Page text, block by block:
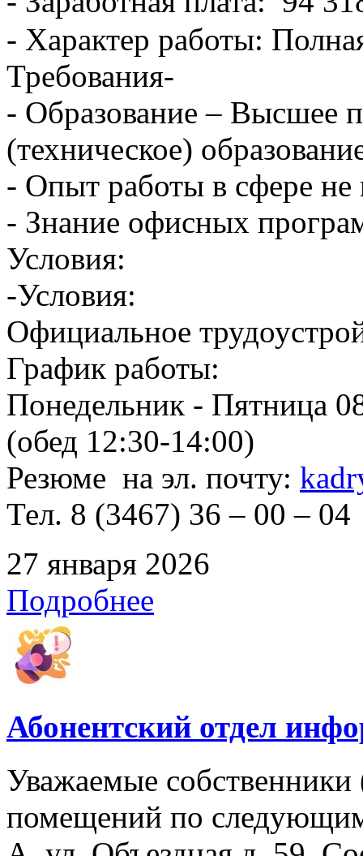
- Характер работы:
Требования-
- Образование – Высшее
(техническое)
- Опыт работы в сфере не
- Знание офисных
Условия:
-Условия:
Официальное
График работы:
Понедельник - Пятница
(обед 12:30-14:00)
Резюме на эл. почту:
Тел. 8 (3467) 36 – 00 – 04
27 января 2026
Подробнее
Абонентский отдел
Уважаемые
помещений по